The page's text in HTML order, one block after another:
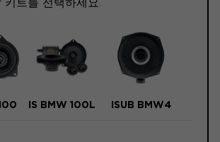
키트를 선택하세요.
IS BMW 100L ISUB BMW4